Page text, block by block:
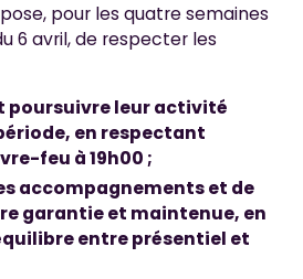
pour les quatre semaines
6 avril, de respecter les
poursuivre leur activité
en respectant
feu à 19h00 ;
accompagnements et de
garantie et maintenue, en
entre présentiel et